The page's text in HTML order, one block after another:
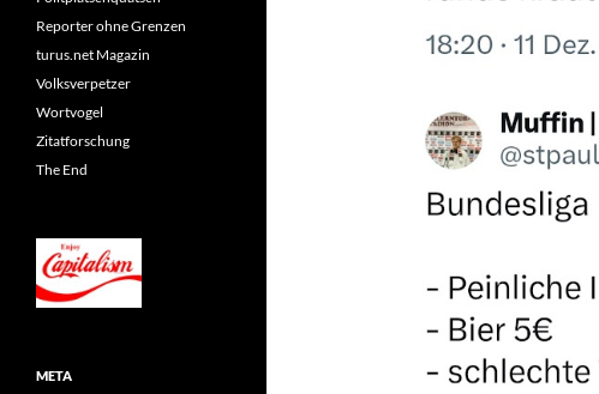
Reporter ohne Grenzen
turus.net Magazin
Volksverpetzer
Wortvogel
Zitatforschung
The End
META